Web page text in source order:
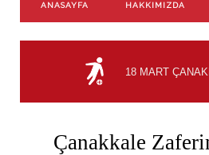
ANASAYFA HAKKIMIZDA
18 MART
Çanakkale